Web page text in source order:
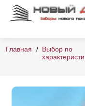
Главная
Выбор по